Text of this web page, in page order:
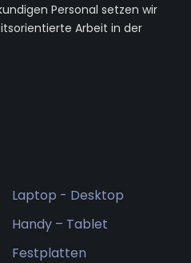
Personal setzen wir
Arbeit in der
Laptop - Desktop
Handy – Tablet
Festplatten